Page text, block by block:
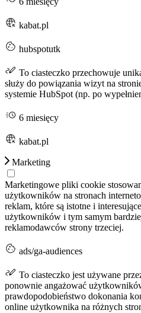
kabat.pl
hubspotutk
To ciasteczko przechowuje
służy do powiązania wizyt na
systemie HubSpot (np. po
6 miesięcy
kabat.pl
Marketing
Marketingowe pliki cookie
użytkowników na stronach
reklam, które są istotne i
użytkowników i tym samym
reklamodawców strony trzeciej.
ads/ga-audiences
To ciasteczko jest używane
ponownie angażować
prawdopodobieństwo dokonania
online użytkownika na różnych